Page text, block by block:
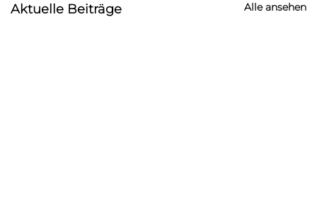
Aktuelle Beiträge Alle ansehen